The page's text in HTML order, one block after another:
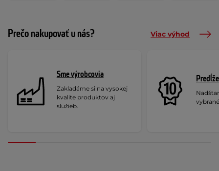
Prečo nakupovať u nás? Viac výhod
Sme výrobcovia
Zakladáme si na vysokej
kvalite produktov aj
služieb.